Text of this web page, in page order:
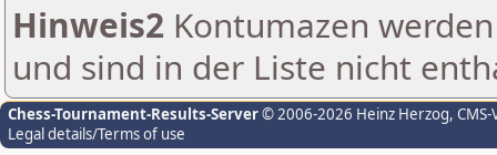
Hinweis2 Kontumazen
und sind in der Liste nicht
Chess-Tournament-Results-Server© 2006-2026 Heinz Herzog,
Legal details/Terms of use